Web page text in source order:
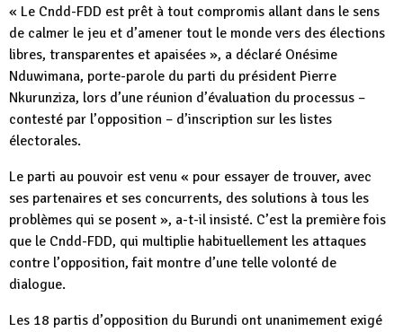
« Le Cndd-FDD est prêt à tout compromis allant dans le sens
de calmer le jeu et d’amener tout le monde vers des élections
libres, transparentes et apaisées », a déclaré Onésime
Nduwimana, porte-parole du parti du président Pierre
Nkurunziza, lors d’une réunion d’évaluation du processus –
contesté par l’opposition – d’inscription sur les listes
électorales.
Le parti au pouvoir est venu « pour essayer de trouver, avec
ses partenaires et ses concurrents, des solutions à tous les
problèmes qui se posent », a-t-il insisté. C’est la première fois
que le Cndd-FDD, qui multiplie habituellement les attaques
contre l’opposition, fait montre d’une telle volonté de
dialogue.
Les 18 partis d’opposition du Burundi ont unanimement exigé